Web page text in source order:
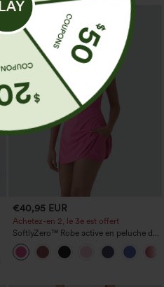
€40,95 EUR
Achetez-en 2, le 3e est offert
SoftlyZero™ Robe active en peluche dos
nu — Édition Hyper Facile